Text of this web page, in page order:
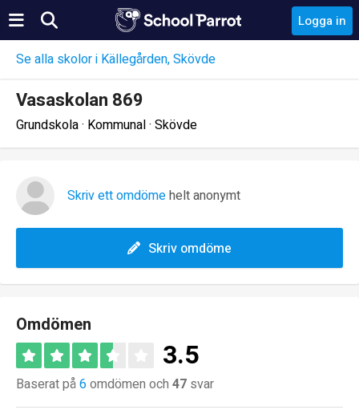
Logga in
Se alla skolor i Källegården, Skövde
Vasaskolan 869
Grundskola · Kommunal · Skövde
Skriv ett omdömehelt anonymt
Skriv omdöme
Omdömen
3.5
Baserat på6omdömen och 47 svar